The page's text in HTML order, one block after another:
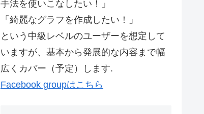
手法を使いこなしたい！」
「綺麗なグラフを作成したい！」
という中級レベルのユーザーを想定して
いますが、基本から発展的な内容まで幅
広くカバー（予定）します.
Facebook groupはこちら